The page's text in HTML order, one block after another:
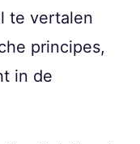
te vertalen
principes,
in de